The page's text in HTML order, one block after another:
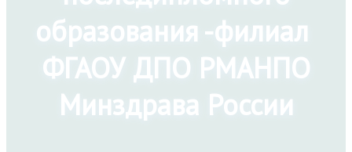
образования -филиал
ФГАОУ ДПО РМАНПО
Минздрава России